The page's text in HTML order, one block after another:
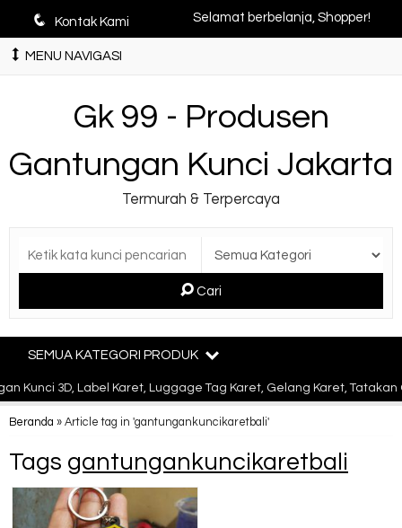
q Kontak Kami Selamat berbelanja, Shopper!
MENU NAVIGASI
Gk 99 - Produsen
Gantungan Kunci Jakarta
Termurah & Terpercaya
Cari
SEMUA KATEGORI PRODUK
Kunci 3D, Label Karet, Luggage Tag Karet, Gelang Karet,
Beranda » Article tag in 'gantungankuncikaretbali'
Tags gantungankuncikaretbali